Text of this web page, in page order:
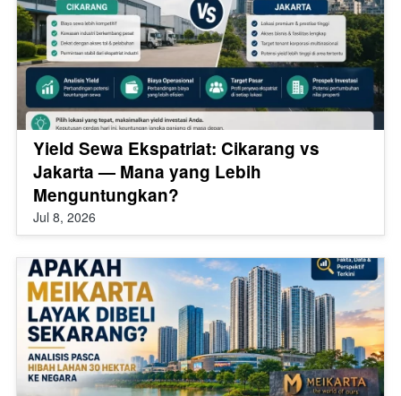
Yield Sewa Ekspatriat: Cikarang vs
Jakarta — Mana yang Lebih
Menguntungkan?
Jul 8, 2026